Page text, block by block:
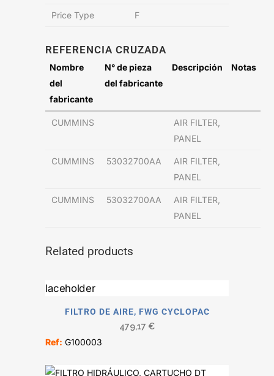
Price Type F
REFERENCIA CRUZADA
Nombre
del
fabricante
N° de pieza
del fabricante
Descripción Notas
CUMMINS
AIR FILTER,
PANEL
CUMMINS 53032700AA
AIR FILTER,
PANEL
CUMMINS 53032700AA
AIR FILTER,
PANEL
Related products
FILTRO DE AIRE, FWG CYCLOPAC
479,17 €
Ref: G100003